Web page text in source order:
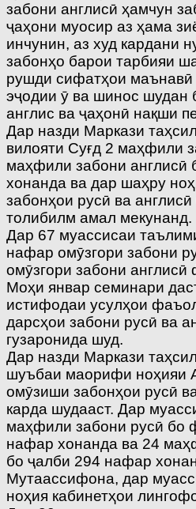
забони англисӣ ҳамчун
ҷаҳони муосир аз ҳама
инчунин, аз худ кардани
забонҳо барои тарбияи
рушди си­фатҳои маънавӣ
эҷодии ӯ ва шинос шудан
англис ва ҷаҳонӣ нақши
Дар назди Маркази
вилояти Суғд 2 маҳфили
маҳфили забони англисӣ
хонанда ва дар шаҳру
забонҳои русӣ ва
толибилм амал мекунанд.
Дар 67 муассисаи
нафар омӯзгори забони
омӯзгори забони
Моҳи январ семинари
истифодаи усулҳои
дарсҳои забони русӣ ва
гузаронида шуд.
Дар назди Маркази
шуъбаи маорифи ноҳияи
омӯзиши забонҳои русӣ
карда шудааст. Дар
маҳфили забони русӣ бо
нафар хонанда ва 24
бо ҷалби 294 нафар
Мутаассифона, дар
ноҳия кабинетҳои